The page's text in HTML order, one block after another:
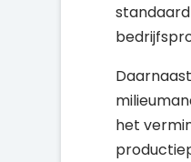
het